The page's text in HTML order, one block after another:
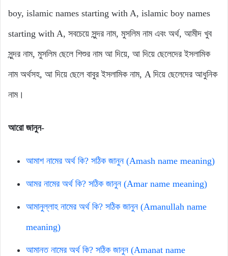
boy, islamic names starting with A, islamic boy names
starting with A, সবচেয়ে সুন্দর নাম, মুসলিম নাম এবং অর্থ, আমীদ খুব
সুন্দর নাম, মুসলিম ছেলে শিশুর নাম আ দিয়ে, আ দিয়ে ছেলেদের ইসলামিক
নাম অর্থসহ, আ দিয়ে ছেলে বাবুর ইসলামিক নাম, A দিয়ে ছেলেদের আধুনিক
নাম।
আরো জানুন-
আমাশ নামের অর্থ কি? সঠিক জানুন (Amash name meaning)
আমর নামের অর্থ কি? সঠিক জানুন (Amar name meaning)
আমানুল্লাহ নামের অর্থ কি? সঠিক জানুন (Amanullah name
meaning)
আমানত নামের অর্থ কি? সঠিক জানুন (Amanat name